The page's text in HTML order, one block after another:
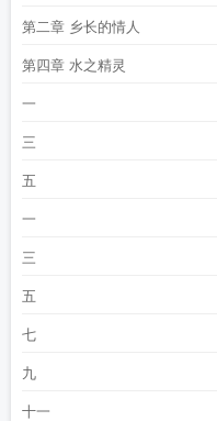
第二章 乡长的情人
第四章 水之精灵
一
三
五
一
三
五
七
九
十一